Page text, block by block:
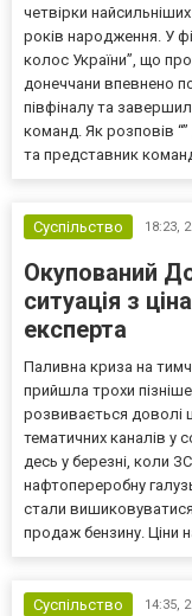
четвірки
років народження. У
колос України”, що
донеччани впевнено
півфіналу та
команд. Як розповів
та представник
Суспільство 18:23,
Окупований
ситуація з
експерта
Паливна криза на
прийшла трохи
розвивається доволі
тематичних каналів у
десь у березні, коли
нафтопереробну
стали
продаж бензину. Ціни
Суспільство 14:35,